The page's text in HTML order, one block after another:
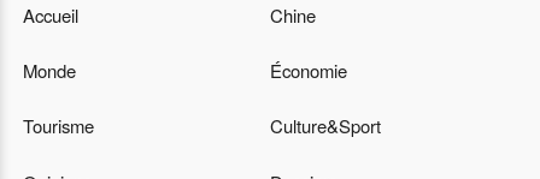
Accueil Chine
Monde Économie
Tourisme Culture&Sport